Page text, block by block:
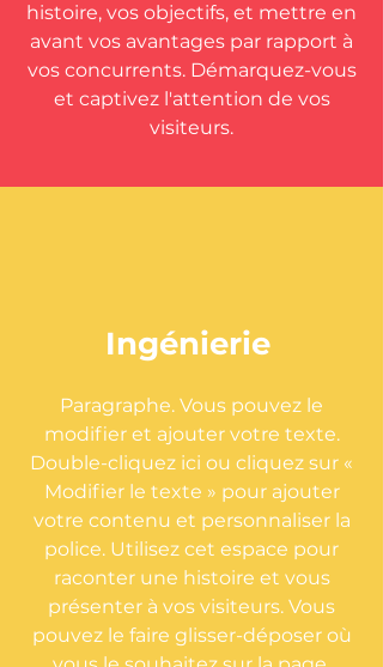
histoire, vos objectifs, et mettre en
avant vos avantages par rapport à
vos concurrents. Démarquez-vous
et captivez l'attention de vos
visiteurs.
Ingénierie
Paragraphe. Vous pouvez le
modifier et ajouter votre texte.
Double-cliquez ici ou cliquez sur «
Modifier le texte » pour ajouter
votre contenu et personnaliser la
police. Utilisez cet espace pour
raconter une histoire et vous
présenter à vos visiteurs. Vous
pouvez le faire glisser-déposer où